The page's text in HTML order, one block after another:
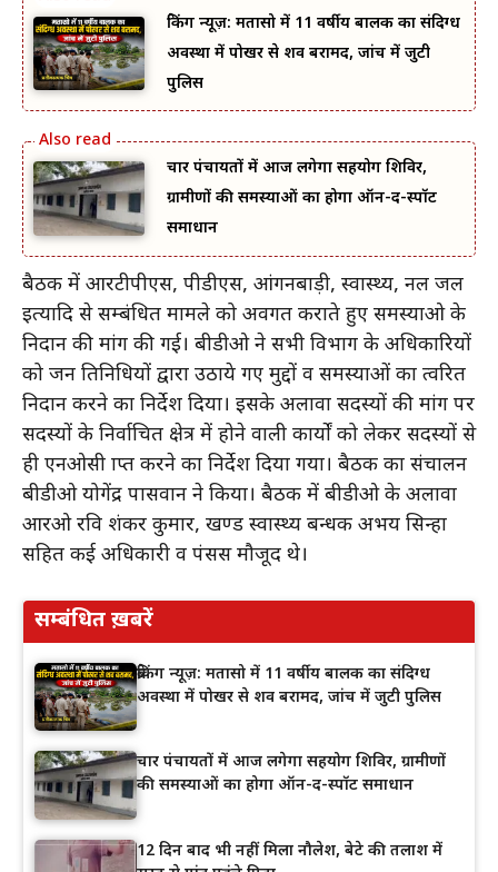
ब्रेकिंग न्यूज़: मतासो में 11 वर्षीय बालक का संदिग्ध
अवस्था में पोखर से शव बरामद, जांच में जुटी
पुलिस
चार पंचायतों में आज लगेगा सहयोग शिविर,
ग्रामीणों की समस्याओं का होगा ऑन-द-स्पॉट
समाधान
बैठक में आरटीपीएस, पीडीएस, आंगनबाड़ी, स्वास्थ्य, नल जल
इत्यादि से सम्बंधित मामले को अवगत कराते हुए समस्याओ के
निदान की मांग की गई। बीडीओ ने सभी विभाग के अधिकारियों
को जन प्रतिनिधियों द्वारा उठाये गए मुद्दों व समस्याओं का त्वरित
निदान करने का निर्देश दिया। इसके अलावा सदस्यों की मांग पर
सदस्यों के निर्वाचित क्षेत्र में होने वाली कार्यों को लेकर सदस्यों से
ही एनओसी प्राप्त करने का निर्देश दिया गया। बैठक का संचालन
बीडीओ योगेंद्र पासवान ने किया। बैठक में बीडीओ के अलावा
आरओ रवि शंकर कुमार, प्रखण्ड स्वास्थ्य प्रबन्धक अभय सिन्हा
सहित कई अधिकारी व पंसस मौजूद थे।
सम्बंधित ख़बरें
ब्रेकिंग न्यूज़: मतासो में 11 वर्षीय बालक का संदिग्ध
अवस्था में पोखर से शव बरामद, जांच में जुटी पुलिस
चार पंचायतों में आज लगेगा सहयोग शिविर, ग्रामीणों
की समस्याओं का होगा ऑन-द-स्पॉट समाधान
12 दिन बाद भी नहीं मिला नौलेश, बेटे की तलाश में